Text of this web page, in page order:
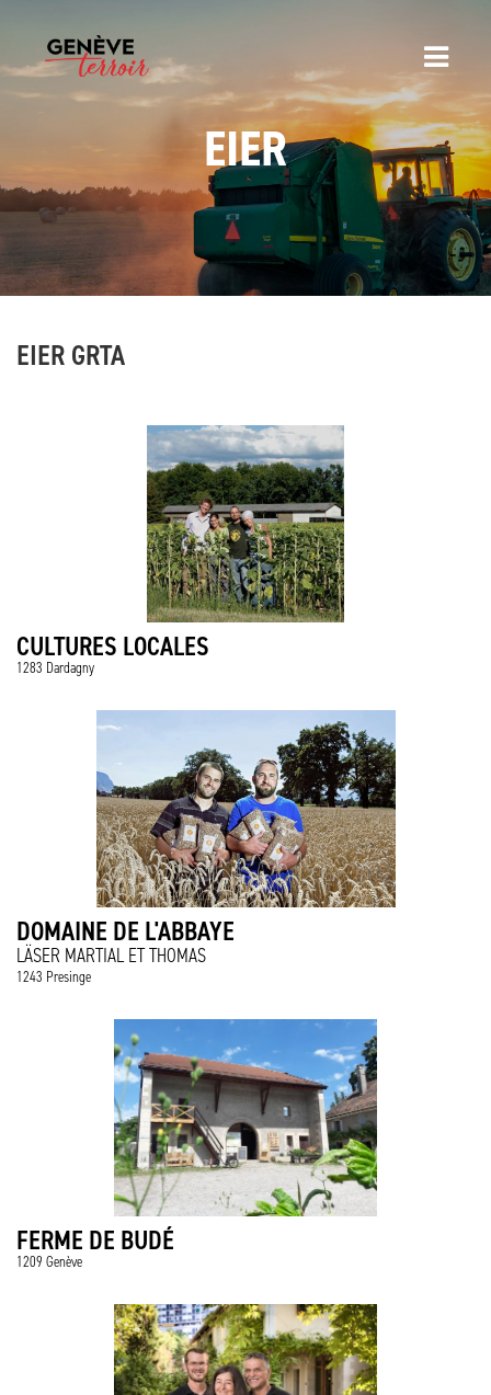
EIER
EIER GRTA
CULTURES LOCALES
1283 Dardagny
DOMAINE DE L'ABBAYE
LÄSER MARTIAL ET THOMAS
1243 Presinge
FERME DE BUDÉ
1209 Genève